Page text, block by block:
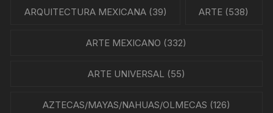
ARQUITECTURA MEXICANA(39) ARTE (538)
ARTE MEXICANO (332)
ARTE UNIVERSAL (55)
AZTECAS/MAYAS/NAHUAS/OLMECAS (126)